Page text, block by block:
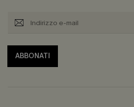
ABBONATI